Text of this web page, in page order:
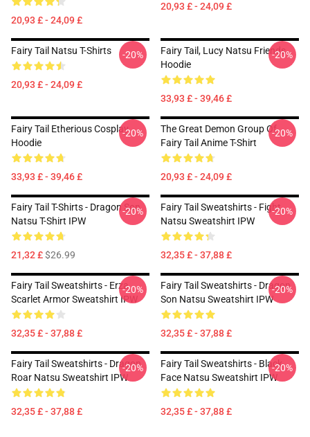
20,93 £ - 24,09 £
20,93 £ - 24,09 £
Fairy Tail Natsu T-Shirts
20,93 £ - 24,09 £
-20%
Fairy Tail, Lucy Natsu Friends
Hoodie
33,93 £ - 39,46 £
-20%
Fairy Tail Etherious Cosplay
Hoodie
33,93 £ - 39,46 £
-20%
The Great Demon Group Of
Fairy Tail Anime T-Shirt
20,93 £ - 24,09 £
-20%
Fairy Tail T-Shirts - Dragon Son
Natsu T-Shirt IPW
21,32 £$26.99
-20%
Fairy Tail Sweatshirts - Fight
Natsu Sweatshirt IPW
32,35 £ - 37,88 £
-20%
Fairy Tail Sweatshirts - Erza
Scarlet Armor Sweatshirt IPW
32,35 £ - 37,88 £
-20%
Fairy Tail Sweatshirts - Dragon
Son Natsu Sweatshirt IPW
32,35 £ - 37,88 £
-20%
Fairy Tail Sweatshirts - Dragon
Roar Natsu Sweatshirt IPW
32,35 £ - 37,88 £
-20%
Fairy Tail Sweatshirts - Black
Face Natsu Sweatshirt IPW
32,35 £ - 37,88 £
-20%